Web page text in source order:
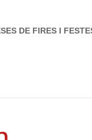
DE FIRES I